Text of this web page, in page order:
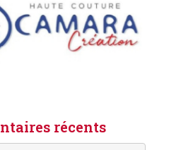
récents